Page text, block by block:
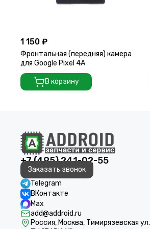
1 150 ₽
Фронтальная (передняя) камера
для Google Pixel 4A
В корзину
+7 (495) 241-02-55
Заказать звонок
Telegram
ВКонтакте
Max
add@addroid.ru
Россия, Москва, Тимирязевская